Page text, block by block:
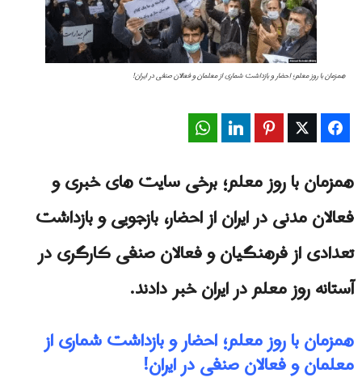
همزمان با روز معلم؛ احضار و بازداشت شماری از معلمان و فعالان صنفی در ايران!
Facebook
Twitter
Pinterest
LinkedIn
همزمان با روز معلم؛ برخی سایت های خبری و
فعالان مدنی در ایران از احضار، بازجویی و بازداشت
تعدادی از فرهنگیان و فعالان صنفی کارگری در
آستانه روز معلم در ایران خبر دادند.
همزمان با روز معلم؛ احضار و بازداشت شماری از
معلمان و فعالان صنفی در ايران!